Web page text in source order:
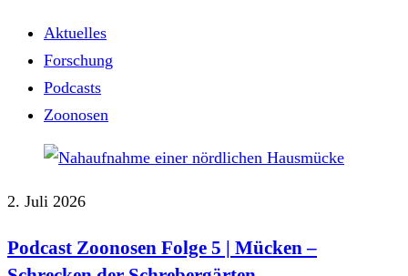
Aktuelles
Forschung
Podcasts
Zoonosen
2. Juli 2026
Podcast Zoonosen Folge 5 | Mücken ‒